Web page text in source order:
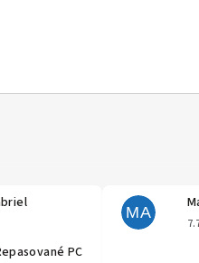
Hodnocení obchodu je 5 z 5
PC
MA